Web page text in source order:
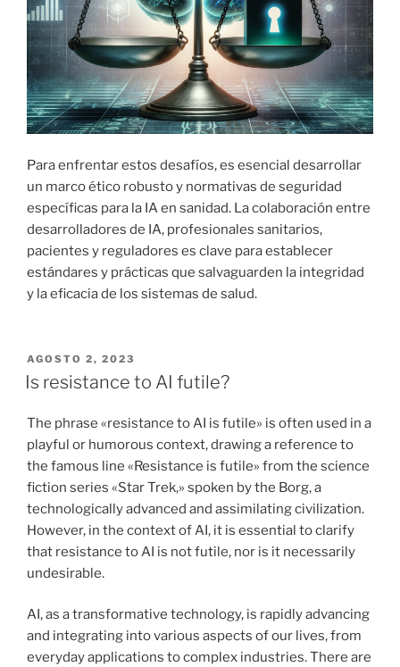
Para enfrentar estos desafíos, es esencial desarrollar
un marco ético robusto y normativas de seguridad
específicas para la IA en sanidad. La colaboración entre
desarrolladores de IA, profesionales sanitarios,
pacientes y reguladores es clave para establecer
estándares y prácticas que salvaguarden la integridad
y la eficacia de los sistemas de salud.
PUBLICADO
EL
AGOSTO 2, 2023
Is resistance to AI futile?
The phrase «resistance to AI is futile» is often used in a
playful or humorous context, drawing a reference to
the famous line «Resistance is futile» from the science
fiction series «Star Trek,» spoken by the Borg, a
technologically advanced and assimilating civilization.
However, in the context of AI, it is essential to clarify
that resistance to AI is not futile, nor is it necessarily
undesirable.
AI, as a transformative technology, is rapidly advancing
and integrating into various aspects of our lives, from
everyday applications to complex industries. There are